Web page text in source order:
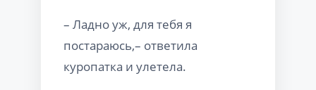
– Ладно уж, для тебя я
постараюсь,– ответила
куропатка и улетела.